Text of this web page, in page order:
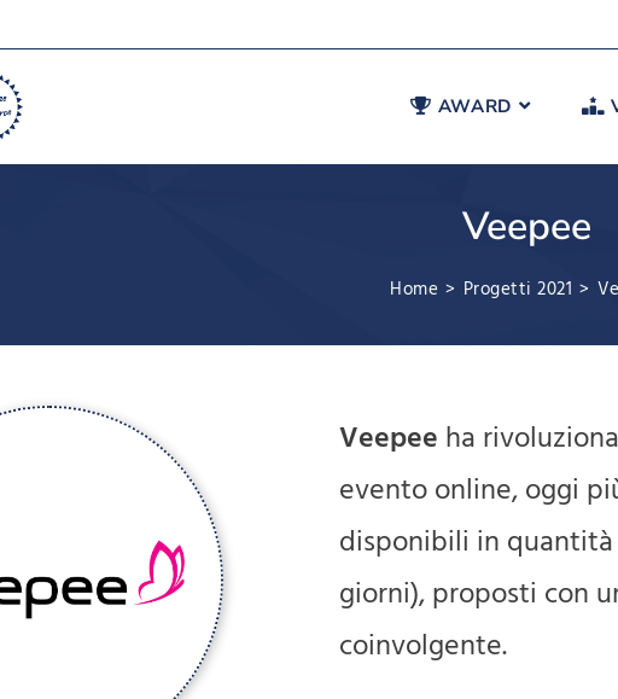
AWARD
Veepee
Home > Progetti 2021 >
Veepee ha
evento online, oggi
disponibili in
giorni), proposti con
coinvolgente.